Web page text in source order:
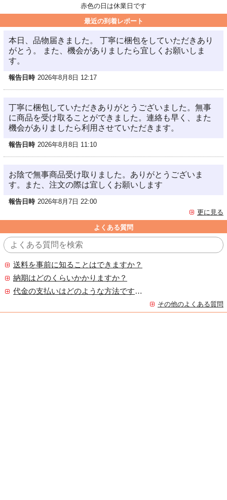
赤色の日は休業日です
最近の到着レポート
本日、品物届きました。 丁寧に梱包をしていただきあり
がとう。 また、機会がありましたら宜しくお願いしま
す。
報告日時 2026年8月8日 12:17
丁寧に梱包していただきありがとうございました。無事
に商品を受け取ることができました。連絡も早く、また
機会がありましたら利用させていただきます。
報告日時 2026年8月8日 11:10
お陰で無事商品受け取りました。ありがとうございま
す。また、注文の際は宜しくお願いします
報告日時 2026年8月7日 22:00
更に見る
よくある質問
送料を事前に知ることはできますか？
納期はどのくらいかかりますか？
代金の支払いはどのような方法ですか？
その他のよくある質問